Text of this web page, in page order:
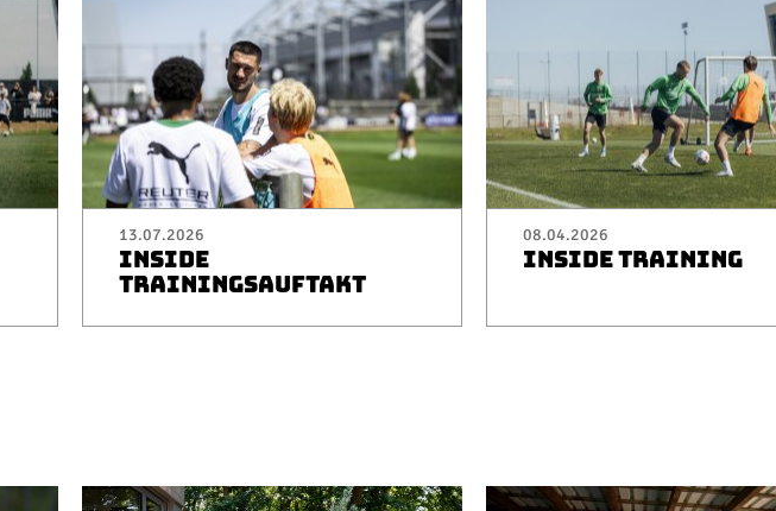
13.07.2026
INSIDE
TRAININGSAUFTAKT
08.04.2026
INSIDE TRAINING